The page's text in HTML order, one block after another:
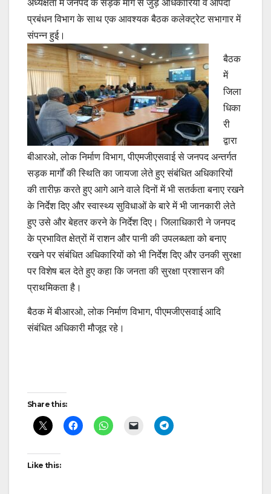
अध्यक्षता में जनपद के सड़क मार्ग से जुड़े अधिकारियों व आपदा
प्रबंधन विभाग के साथ एक आवश्यक बैठक कलेक्ट्रेट सभागार में
संपन्न हुई।
बैठक
में
जिला
धिका
री
द्वारा
बीआरओ, लोक निर्माण विभाग, पीएमजीएसवाई से जनपद अन्तर्गत
सड़क मार्गों की स्थिति का जायजा लेते हुए संबंधित अधिकारियों
की तारीफ़ करते हुए आगे आने वाले दिनों में भी सतर्कता बनाए रखने
के निर्देश दिए और स्वास्थ्य सुविधाओं के बारे में भी जानकारी लेते
हुए उसे और बेहतर करने के निर्देश दिए। जिलाधिकारी ने जनपद
के प्रभावित क्षेत्रों में राशन और पानी की उपलब्धता को बनाए
रखने पर संबंधित अधिकारियों को भी निर्देश दिए और उनकी सुरक्षा
पर विशेष बल देते हुए कहा कि जनता की सुरक्षा प्रशासन की
प्राथमिकता है।
बैठक में बीआरओ, लोक निर्माण विभाग, पीएमजीएसवाई आदि
संबंधित अधिकारी मौजूद रहे।
Reading
Post
navigation
Share this:
Like this: